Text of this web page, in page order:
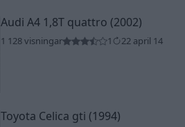
Audi A4 1,8T quattro (2002)
1 128 visningar 1 22 april 14
Toyota Celica gti (1994)